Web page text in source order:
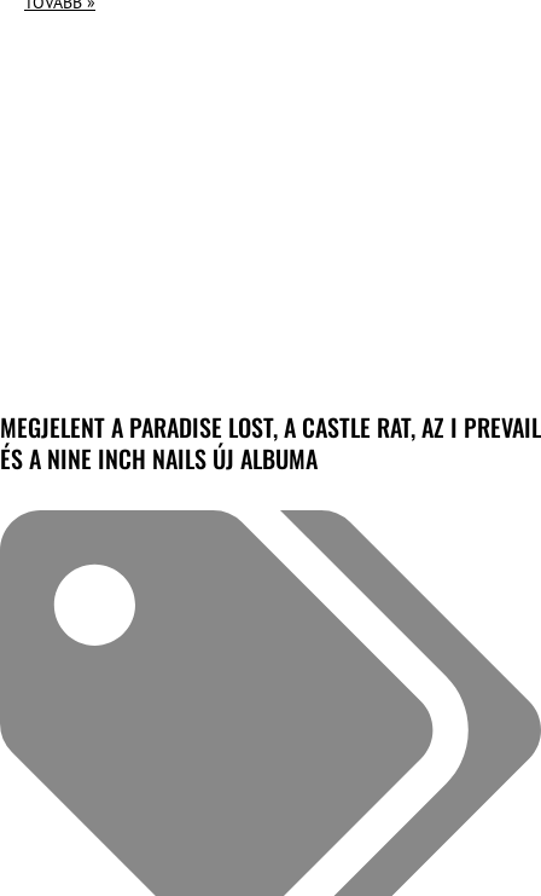
MEGJELENT A PARADISE LOST, A CASTLE RAT, AZ I PREVAIL
ÉS A NINE INCH NAILS ÚJ ALBUMA